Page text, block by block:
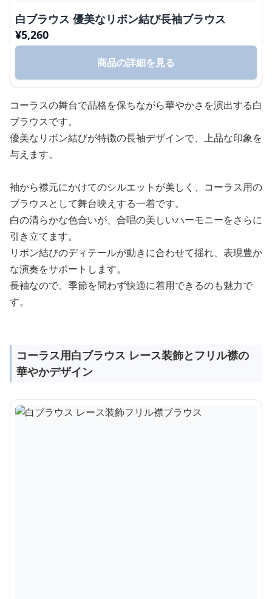
白ブラウス 優美なリボン結び長袖ブラウス
¥5,260
商品の詳細を見る
コーラスの舞台で品格を保ちながら華やかさを演出する白
ブラウスです。
優美なリボン結びが特徴の長袖デザインで、上品な印象を
与えます。
袖から襟元にかけてのシルエットが美しく、コーラス用の
ブラウスとして舞台映えする一着です。
白の清らかな色合いが、合唱の美しいハーモニーをさらに
引き立てます。
リボン結びのディテールが動きに合わせて揺れ、表現豊か
な演奏をサポートします。
長袖なので、季節を問わず快適に着用できるのも魅力で
す。
コーラス用白ブラウス レース装飾とフリル襟の
華やかデザイン